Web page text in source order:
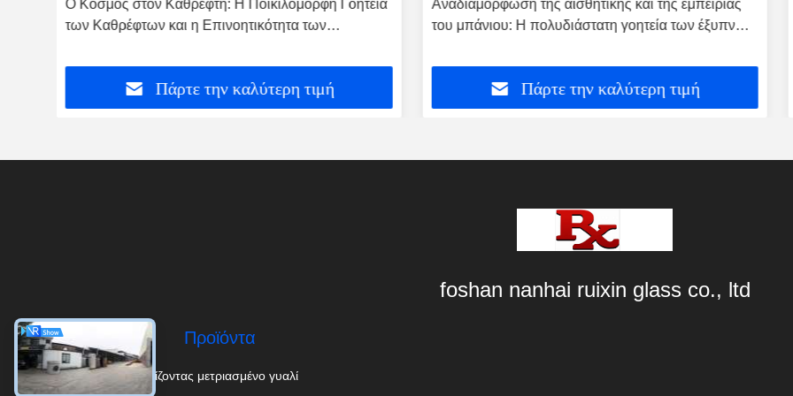
Ο Κόσμος στον Καθρέφτη: Η Ποικιλόμορφη Γοητεία
των Καθρέφτων και η Επινοητικότητα των
Πάρτε την καλύτερη τιμή
Αναδιαμόρφωση της αισθητικής και της εμπειρίας
του μπάνιου: Η πολυδιάστατη γοητεία των έξυπνων
Πάρτε την καλύτερη τιμή
foshan nanhai ruixin glass co., ltd
Προϊόντα
Χτίζοντας μετριασμένο γυαλί